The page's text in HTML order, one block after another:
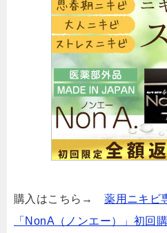
購入はこちら→薬用ニキビ
「NonA（ノンエー）」初回